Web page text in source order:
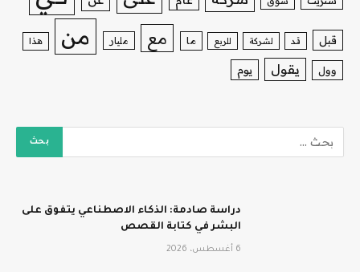
قبل قد لشركة للربع ما مع مليار من هذا
وول يقول يوم
دراسة صادمة: الذكاء الاصطناعي يتفوق على
البشر في كتابة القصص
6 أغسطس، 2026